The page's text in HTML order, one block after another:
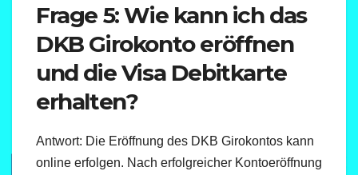
Frage 5: Wie kann ich das
DKB Girokonto eröffnen
und die Visa Debitkarte
erhalten?
Antwort: Die Eröffnung des DKB Girokontos kann
online erfolgen. Nach erfolgreicher Kontoeröffnung